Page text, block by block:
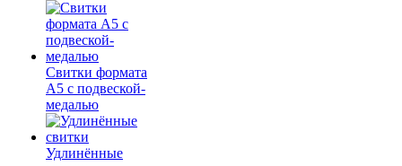
Свитки формата
А5 с подвеской-
медалью
Удлинённые